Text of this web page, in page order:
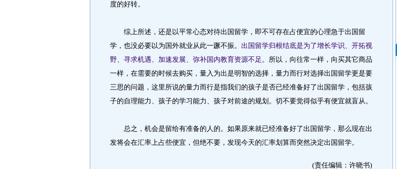
度的好转。
综上所述，还是以平常心态对待出国留学，即不可存在占便宜的心理急于出国留
学，也没必要以为国外就业从此一蹶不振。 出国留学归根结底是为了增长学识、开拓视
野、寻求机遇、加速发展、弥补国内教育资源不足。 所以，向往常一样，向买其它商品
一样，在需要的时候去购买，量入为出是明智的选择，量力而行对选择出国留学更是要
三思的问题，这里所说的量力而行是指我们的孩子是否已经准备好了出国留学，包括孩
子的自理能力、孩子的学习能力、孩子对前途的规划。切不要觉得似乎有便宜就盲从。
总之，机会是留给有准备的人的。如果原来就已经准备好了出国留学，那么现在出
发将会在汇率上占些便宜，但绝不要，发现今天的汇率划算而突然决定出国留学。
(责任编辑：许晓书)